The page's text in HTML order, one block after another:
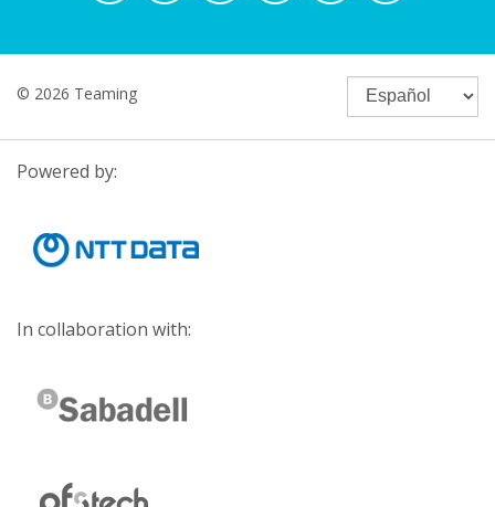
© 2026 Teaming
Powered by:
In collaboration with: